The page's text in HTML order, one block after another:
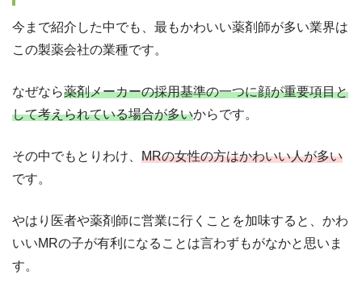
今まで紹介した中でも、最もかわいい薬剤師が多い業界は
この製薬会社の業種です。
なぜなら薬剤メーカーの採用基準の一つに顔が重要項目と
して考えられている場合が多いからです。
その中でもとりわけ、 MRの女性の方はかわいい人が多い
です。
やはり医者や薬剤師に営業に行くことを加味すると、かわ
いいMRの子が有利になることは言わずもがなかと思いま
す。